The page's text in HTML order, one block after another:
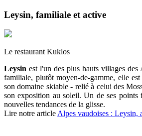
Leysin, familiale et active
Le restaurant Kuklos
Leysin est l'un des plus hauts villages des
familiale, plutôt moyen-de-gamme, elle
son domaine skiable - relié à celui des
son exposition au soleil. Un de ses points
nouvelles tendances de la glisse.
Lire notre article Alpes vaudoises : Leysin,